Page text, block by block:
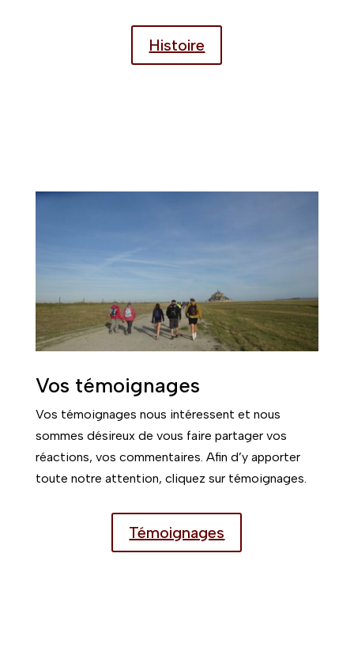
Histoire
Vos témoignages
Vos témoignages nous intéressent et nous
sommes désireux de vous faire partager vos
réactions, vos commentaires. Afin d’y apporter
toute notre attention, cliquez sur témoignages.
Témoignages